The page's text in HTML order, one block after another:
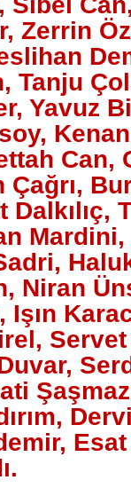
Zerrin
Tanju
Yavuz
Can,
Çağrı,
Mardini,
Niran
Işın